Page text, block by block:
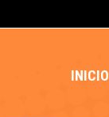
INICIO